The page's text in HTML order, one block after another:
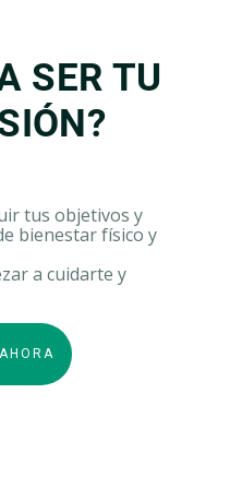
SER TU
tus objetivos y
bienestar físico y
a cuidarte y